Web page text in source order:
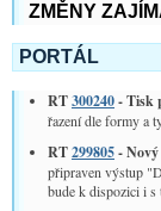
ZMĚNY
PORTÁL
RT300240- Tisk
řazení dle formy a
RT299805-
připraven výstup
bude k dispozici i